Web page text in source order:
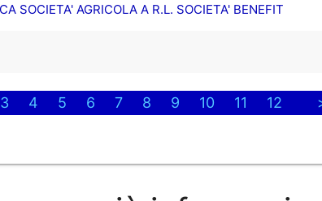
SOCIETA' AGRICOLA A R.L. SOCIETA' BENEFIT
3 4 5 6 7 8 9 10 11 12